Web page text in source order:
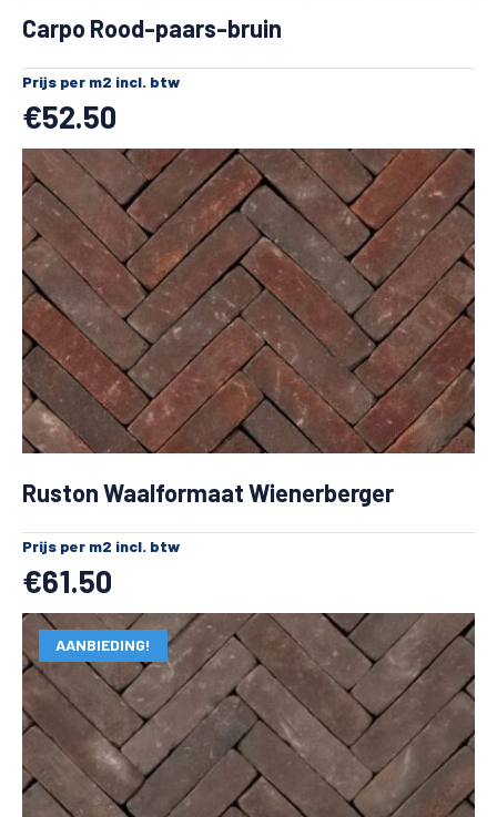
Carpo Rood-paars-bruin
Prijs per m2 incl. btw
€52.50
Ruston Waalformaat Wienerberger
Prijs per m2 incl. btw
€61.50
AANBIEDING!